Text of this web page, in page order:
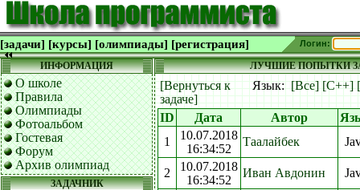
[задачи] [курсы] [олимпиады] [регистрация] Логин:
ИНФОРМАЦИЯ
О школе
Правила
Олимпиады
Фотоальбом
Гостевая
Форум
Архив олимпиад
ЗАДАЧНИК
ЛУЧШИЕ ПОПЫТКИ
[Вернуться к
задаче]
Язык:[Все] [C++]
ID Дата Автор
1
10.07.2018
16:34:52
Таалайбек
2
10.07.2018
16:34:52
Иван Авдонин